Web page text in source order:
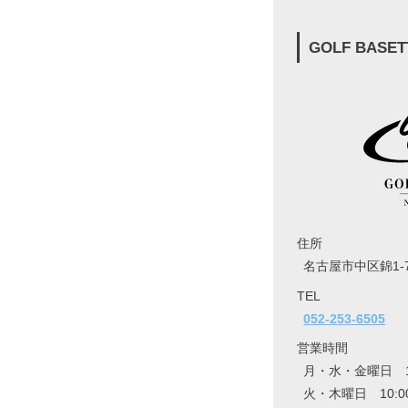
GOLF
住所
名古屋市中区錦
TEL
052-253-6505
営業時間
月・水・金曜日
火・木曜日